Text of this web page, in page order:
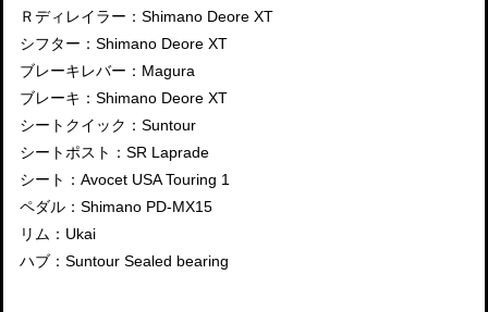
Ｒディレイラー：Shimano Deore XT
シフター：Shimano Deore XT
ブレーキレバー：Magura
ブレーキ：Shimano Deore XT
シートクイック：Suntour
シートポスト：SR Laprade
シート：Avocet USA Touring 1
ペダル：Shimano PD-MX15
リム：Ukai
ハブ：Suntour Sealed bearing